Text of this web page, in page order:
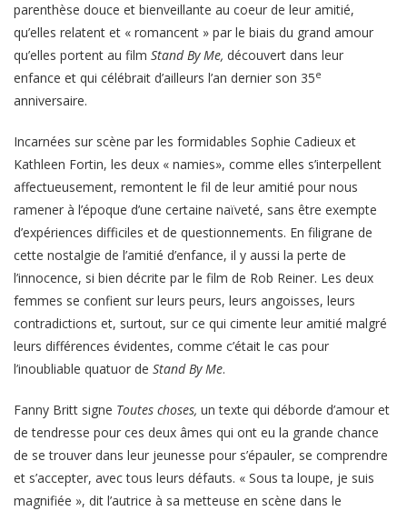
parenthèse douce et bienveillante au coeur de leur amitié,
qu’elles relatent et « romancent » par le biais du grand amour
qu’elles portent au film Stand By Me, découvert dans leur
enfance et qui célébrait d’ailleurs l’an dernier son 35e
anniversaire.
Incarnées sur scène par les formidables Sophie Cadieux et
Kathleen Fortin, les deux « namies», comme elles s’interpellent
affectueusement, remontent le fil de leur amitié pour nous
ramener à l’époque d’une certaine naïveté, sans être exempte
d’expériences difficiles et de questionnements. En filigrane de
cette nostalgie de l’amitié d’enfance, il y aussi la perte de
l’innocence, si bien décrite par le film de Rob Reiner. Les deux
femmes se confient sur leurs peurs, leurs angoisses, leurs
contradictions et, surtout, sur ce qui cimente leur amitié malgré
leurs différences évidentes, comme c’était le cas pour
l’inoubliable quatuor de Stand By Me.
Fanny Britt signe Toutes choses, un texte qui déborde d’amour et
de tendresse pour ces deux âmes qui ont eu la grande chance
de se trouver dans leur jeunesse pour s’épauler, se comprendre
et s’accepter, avec tous leurs défauts. « Sous ta loupe, je suis
magnifiée », dit l’autrice à sa metteuse en scène dans le